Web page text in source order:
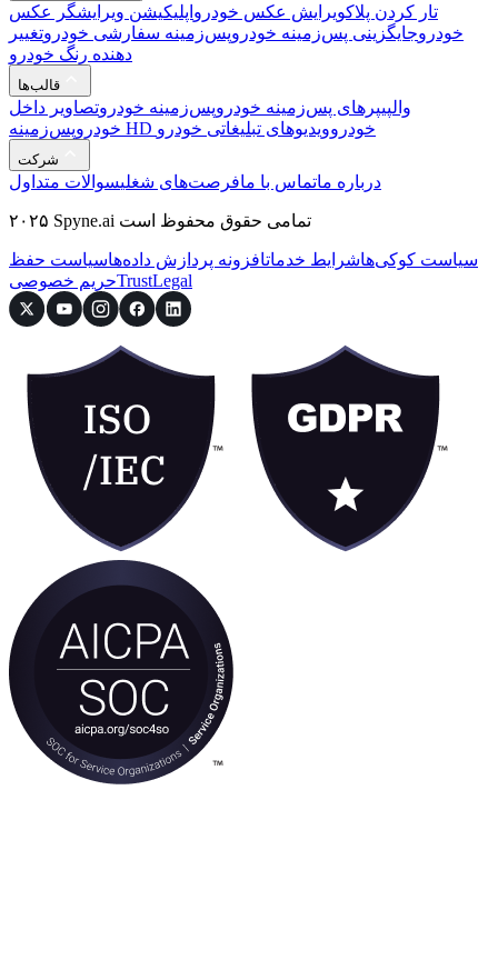
تار کردن پلاکویرایش عکس خودرو اپلیکیشن ویرایشگر عکس
خودروجایگزینی پس‌زمینه خودروپس‌زمینه سفارشی خودروتغییر
دهنده رنگ خودرو
قالب‌ها
والپیپرهای پس‌زمینه خودروپس‌زمینه خودروتصاویر داخل
خودرو
پس‌زمینه HD خودروویدیوهای تبلیغاتی خودرو
شرکت
درباره ماتماس با مافرصت‌های شغلیسوالات متداول
۲۰۲۵ Spyne.ai تمامی حقوق محفوظ است
سیاست کوکی‌هاشرایط خدماتافزونه پردازش داده‌هاسیاست حفظ
حریم خصوصیTrustLegal